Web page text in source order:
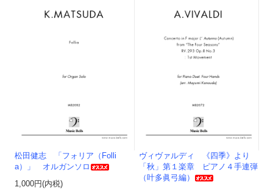
松田健志 「フォリア（Folli
a）」 オルガンソロ
1,000円(内税)
ヴィヴァルディ 《四季》より
「秋」第１楽章 ピアノ４手連弾
（叶多眞弓編）